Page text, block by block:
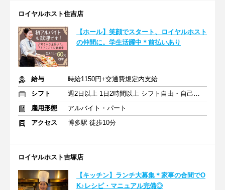
ロイヤルホスト住吉店
【ホール】笑顔でスタート、ロイヤルホスト
の仲間に。学生活躍中＊前払いあり
給与
時給1150円+交通費規定内支給
シフト
週2日以上 1日2時間以上 シフト自由・自己申告
雇用形態
アルバイト・パート
アクセス
博多駅 徒歩10分
ロイヤルホスト吉塚店
【キッチン】ランチ大募集＊家事の合間でO
K♪レシピ・マニュアル完備◎